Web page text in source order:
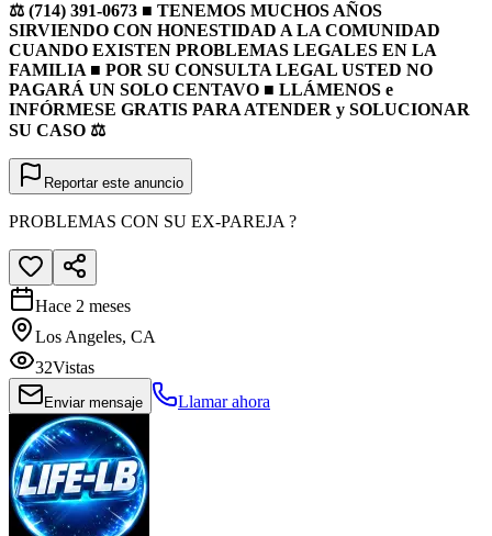
⚖️ (714) 391-0673 ■ TENEMOS MUCHOS AÑOS
SIRVIENDO CON HONESTIDAD A LA COMUNIDAD
CUANDO EXISTEN PROBLEMAS LEGALES EN LA
FAMILIA ■ POR SU CONSULTA LEGAL USTED NO
PAGARÁ UN SOLO CENTAVO ■ LLÁMENOS e
INFÓRMESE GRATIS PARA ATENDER y SOLUCIONAR
SU CASO ⚖️
Reportar este anuncio
PROBLEMAS CON SU EX-PAREJA ?
Hace 2 meses
Los Angeles, CA
32Vistas
Enviar mensaje Llamar ahora